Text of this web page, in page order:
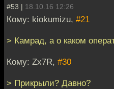
#53 | 18.10.16 12:26
Кому: kiokumizu, #21
> Камрад, а о каком
Кому: Zx7R, #30
> Прикрыли? Давно?